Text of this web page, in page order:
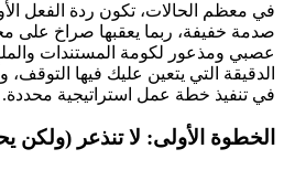
في معظم الحالات، تكون ردة الفعل
صدمة خفيفة، ربما يعقبها صراخ على
عصبي ومذعور لكومة المستندات
الدقيقة التي يتعين عليك فيها
في تنفيذ خطة عمل استراتيجية محددة.
الخطوة الأولى: لا تنذعر (ولكن